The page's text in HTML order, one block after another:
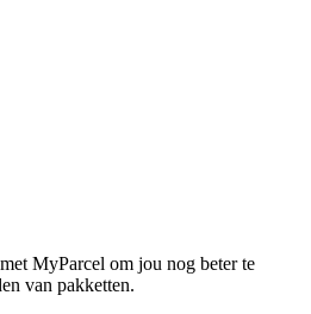
MyParcel om jou nog beter te
van pakketten.